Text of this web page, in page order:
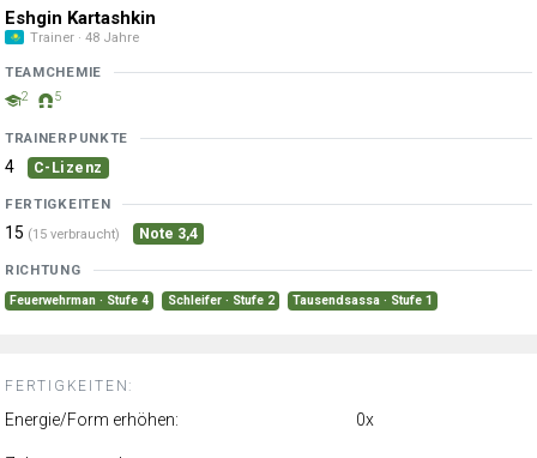
Eshgin Kartashkin
Trainer · 48 Jahre
TEAMCHEMIE
2 5
TRAINERPUNKTE
4 C-Lizenz
FERTIGKEITEN
15 (15 verbraucht) Note 3,4
RICHTUNG
Feuerwehrman · Stufe 4 Schleifer · Stufe 2 Tausendsassa · Stufe 1
FERTIGKEITEN:
Energie/Form erhöhen: 0x